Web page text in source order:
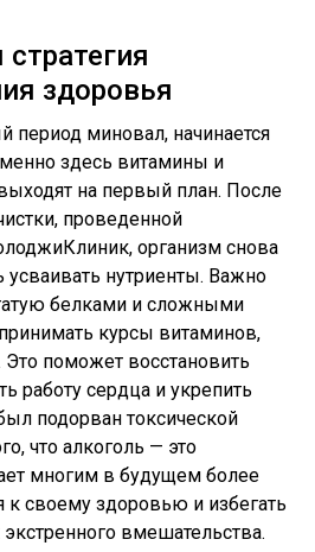
здоровья
период миновал, начинается
здесь витамины и
на первый план. После
проведенной
организм снова
усваивать нутриенты. Важно
белками и сложными
курсы витаминов,
поможет восстановить
работу сердца и укрепить
подорван токсической
что алкоголь — это
многим в будущем более
к своему здоровью и избегать
вмешательства.